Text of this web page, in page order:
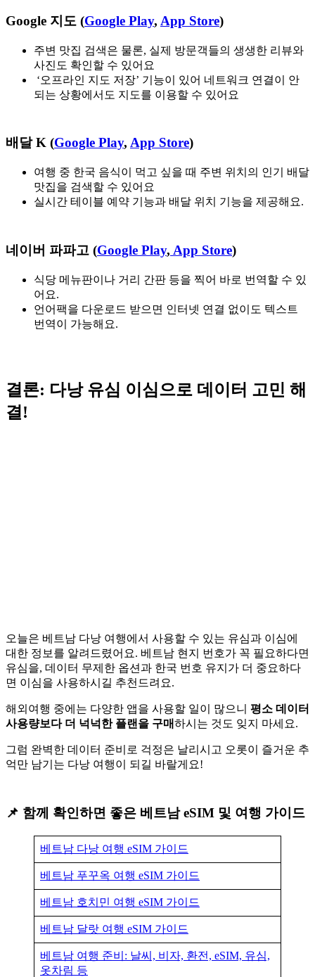
Google 지도 (Google Play, App Store)
주변 맛집 검색은 물론, 실제 방문객들의 생생한 리뷰와
사진도 확인할 수 있어요
‘오프라인 지도 저장’ 기능이 있어 네트워크 연결이 안
되는 상황에서도 지도를 이용할 수 있어요
배달 K (Google Play, App Store)
여행 중 한국 음식이 먹고 싶을 때 주변 위치의 인기 배달
맛집을 검색할 수 있어요
실시간 테이블 예약 기능과 배달 위치 기능을 제공해요.
네이버 파파고 (Google Play, App Store)
식당 메뉴판이나 거리 간판 등을 찍어 바로 번역할 수 있
어요.
언어팩을 다운로드 받으면 인터넷 연결 없이도 텍스트
번역이 가능해요.
결론: 다낭 유심 이심으로 데이터 고민 해
결!
오늘은 베트남 다낭 여행에서 사용할 수 있는 유심과 이심에
대한 정보를 알려드렸어요. 베트남 현지 번호가 꼭 필요하다면
유심을, 데이터 무제한 옵션과 한국 번호 유지가 더 중요하다
면 이심을 사용하시길 추천드려요.
해외여행 중에는 다양한 앱을 사용할 일이 많으니 평소 데이터
사용량보다 더 넉넉한 플랜을 구매하시는 것도 잊지 마세요.
그럼 완벽한 데이터 준비로 걱정은 날리시고 오롯이 즐거운 추
억만 남기는 다낭 여행이 되길 바랄게요!
📌 함께 확인하면 좋은 베트남 eSIM 및 여행 가이드
베트남 다낭 여행 eSIM 가이드
베트남 푸꾸옥 여행 eSIM 가이드
베트남 호치민 여행 eSIM 가이드
베트남 달랏 여행 eSIM 가이드
베트남 여행 준비: 날씨, 비자, 환전, eSIM, 유심,
옷차림 등